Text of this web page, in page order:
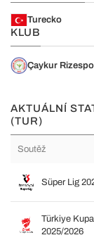
Turecko
KLUB
Çaykur
AKTUÁLNÍ
(TUR)
Soutěž
Süper Lig
Türkiye
2025/2026